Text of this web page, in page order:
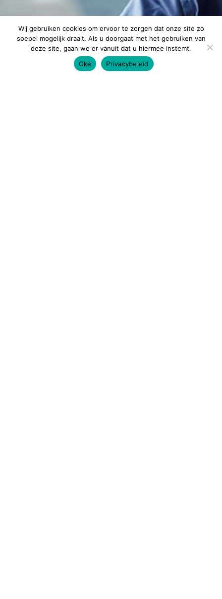
Wij gebruiken cookies om ervoor te zorgen dat onze site zo
soepel mogelijk draait. Als u doorgaat met het gebruiken van
deze site, gaan we er vanuit dat u hiermee instemt.
Oke
Privacybeleid